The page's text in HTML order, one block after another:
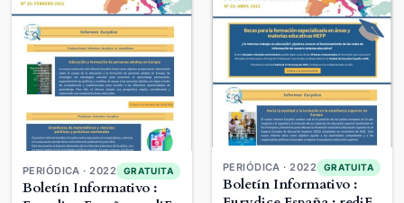
PERIÓDICA · 2022 GRATUITA
Boletín Informativo :
PERIÓDICA · 2022 GRATUITA
Boletín Informativo :